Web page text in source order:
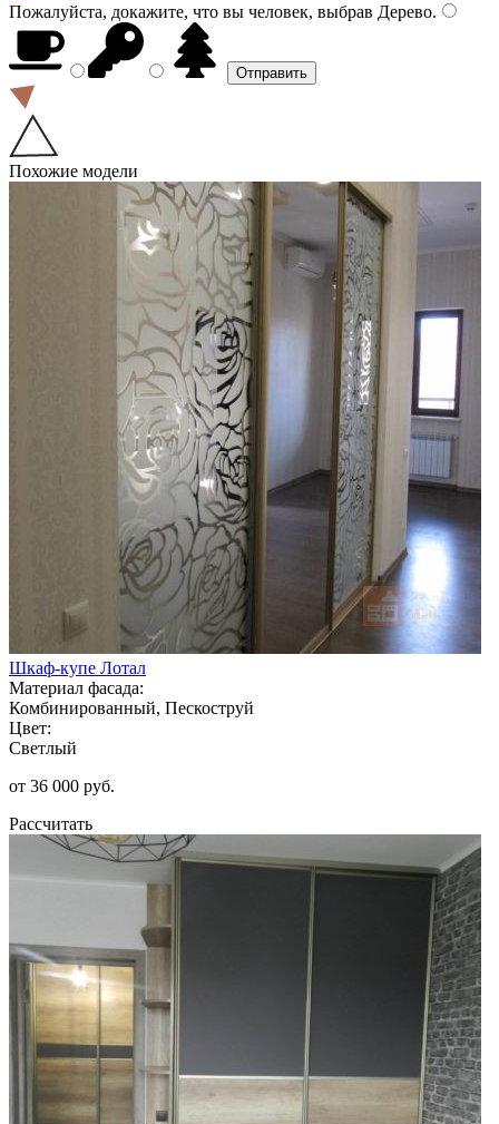
Пожалуйста, докажите, что вы человек, выбрав Дерево.
Похожие модели
Шкаф-купе Лотал
Материал фасада:
Комбинированный, Пескоструй
Цвет:
Светлый
от 36 000 руб.
Рассчитать